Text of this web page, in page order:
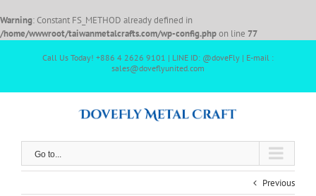
Warning: Constant FS_METHOD already defined in
/home/wwwroot/taiwanmetalcrafts.com/wp-config.phpon line 77
Call Us Today! +886 4 2626 9101 | LINE ID: @doveFly | E-mail :
sales@doveflyunited.com
Go to...
Previous